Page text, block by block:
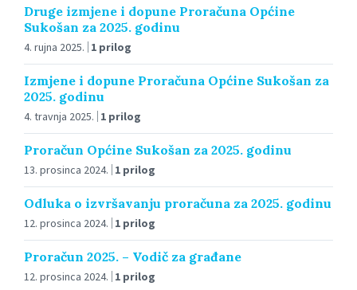
Druge izmjene i dopune Proračuna Općine
Sukošan za 2025. godinu
4. rujna 2025. 1 prilog
Izmjene i dopune Proračuna Općine Sukošan za
2025. godinu
4. travnja 2025. 1 prilog
Proračun Općine Sukošan za 2025. godinu
13. prosinca 2024. 1 prilog
Odluka o izvršavanju proračuna za 2025. godinu
12. prosinca 2024. 1 prilog
Proračun 2025. – Vodič za građane
12. prosinca 2024. 1 prilog